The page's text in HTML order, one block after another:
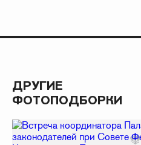
ДРУГИЕ
ФОТОПОДБОРКИ